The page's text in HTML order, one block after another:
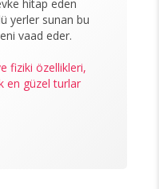
hitap eden
yerler sunan bu
vaad eder.
fiziki özellikleri,
en güzel turlar